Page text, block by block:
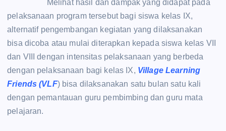
Melihat hasil dan dampak yang didapat pada
pelaksanaan program tersebut bagi siswa kelas IX,
alternatif pengembangan kegiatan yang dilaksanakan
bisa dicoba atau mulai diterapkan kepada siswa kelas VII
dan VIII dengan intensitas pelaksanaan yang berbeda
dengan pelaksanaan bagi kelas IX, Village Learning
Friends (VLF) bisa dilaksanakan satu bulan satu kali
dengan pemantauan guru pembimbing dan guru mata
pelajaran.